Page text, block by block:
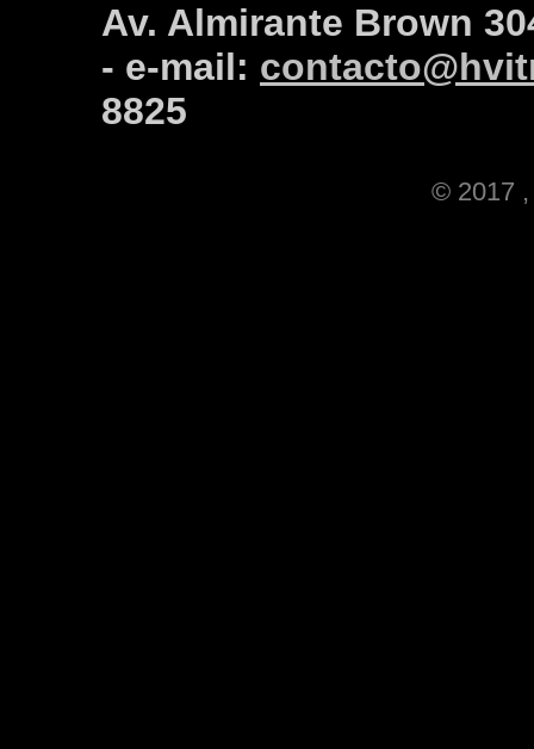
Av. Almirante Brown
- e-mail:
8825
© 2017 ,